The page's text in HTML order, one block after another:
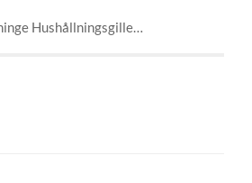
Hushållningsgille…